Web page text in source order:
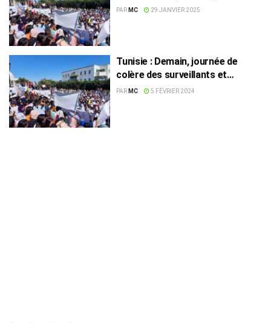
protestation en février
PAR MC 29 JANVIER 2025
Tunisie : Demain, journée de
colère des surveillants et
surveillants généraux
PAR MC 5 FÉVRIER 2024